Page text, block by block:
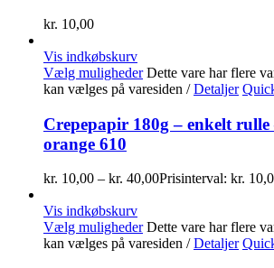
kr. 10,00
Vis indkøbskurv
Vælg muligheder Dette vare har flere
kan vælges på varesiden / Detaljer
Crepepapir 180g – enkelt
orange 610
kr. 10,00 – kr. 40,00Prisinterval: kr.
Vis indkøbskurv
Vælg muligheder Dette vare har flere
kan vælges på varesiden / Detaljer